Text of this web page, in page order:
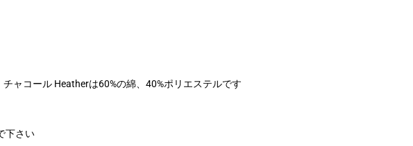
ャコール Heatherは60%の綿、40%ポリエステルです
下さい